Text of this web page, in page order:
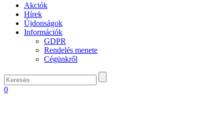
Akciók
Hírek
Újdonságok
Információk
GDPR
Rendelés menete
Cégünkről
0